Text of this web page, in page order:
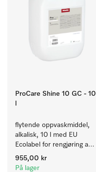
ProCare Shine 10 GC - 10
flytende oppvaskmiddel,
alkalisk, 10 l med EU
Ecolabel for rengjøring av
daglig smuss på servise,
bestikk og glass.
955,00 kr
På lager